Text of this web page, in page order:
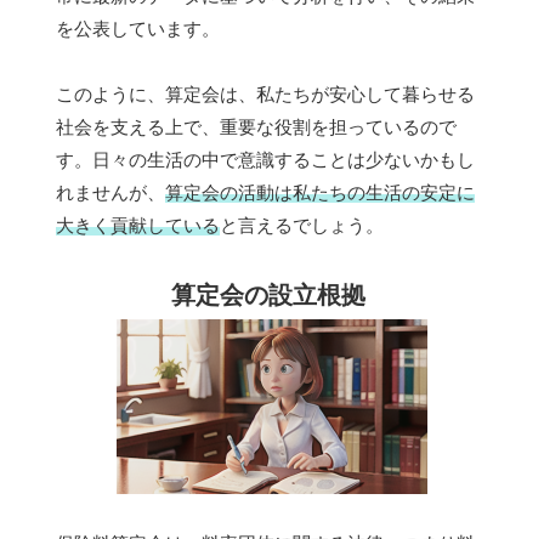
を公表しています。
このように、算定会は、私たちが安心して暮らせる
社会を支える上で、重要な役割を担っているので
す。日々の生活の中で意識することは少ないかもし
れませんが、 算定会の活動は私たちの生活の安定に
大きく貢献していると言えるでしょう。
算定会の設立根拠